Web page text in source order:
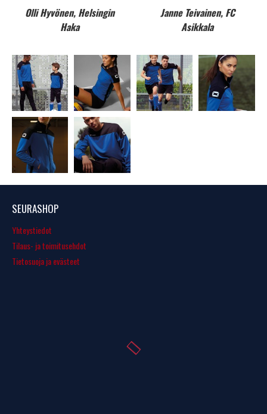
Olli Hyvönen, Helsingin
Haka
Janne Teivainen, FC
Asikkala
SEURASHOP
Yhteystiedot
Tilaus- ja toimitusehdot
Tietosuoja ja evästeet